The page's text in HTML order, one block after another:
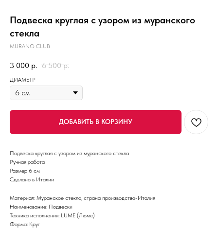
Подвеска круглая с узором из муранского
стекла
MURANO CLUB
3 000 р. 6 500 р.
ДИАМЕТР
ДОБАВИТЬ В КОРЗИНУ
Подвеска круглая с узором из муранского стекла
Ручная работа
Размер 6 см
Сделано в Италии
Материал: Муранское стекло, страна производства-Италия
Наименование: Подвески
Техника исполнения: LUME (Люме)
Форма: Круг